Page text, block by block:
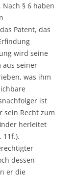
§ 6 haben
Patent, das
wird seine
aus seiner
was ihm
ist
sein Recht zum
herleitet
11f.).
dessen
er die